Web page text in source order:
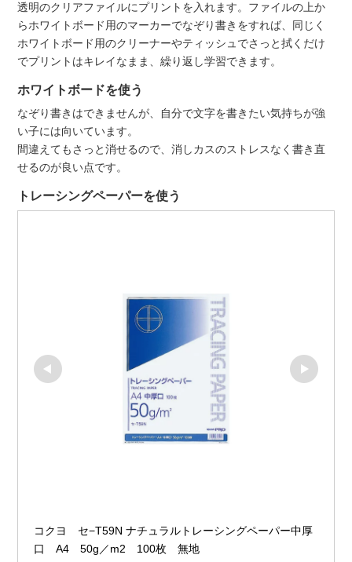
透明のクリアファイルにプリントを入れます。ファイルの上か
らホワイトボード用のマーカーでなぞり書きをすれば、同じく
ホワイトボード用のクリーナーやティッシュでさっと拭くだけ
でプリントはキレイなまま、繰り返し学習できます。
ホワイトボードを使う
なぞり書きはできませんが、自分で文字を書きたい気持ちが強
い子には向いています。
間違えてもさっと消せるので、消しカスのストレスなく書き直
せるのが良い点です。
トレーシングペーパーを使う
コクヨ　セ−T59N ナチュラルトレーシングペーパー中厚
口　A4　50g／m2　100枚　無地